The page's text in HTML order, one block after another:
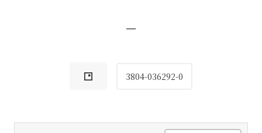
−
3804-036292-0